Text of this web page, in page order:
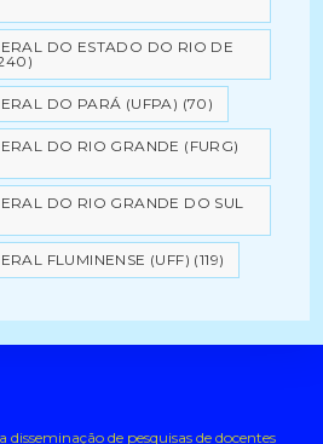
DO ESTADO DO RIO DE
DO PARÁ (UFPA) (70)
DO RIO GRANDE (FURG)
DO RIO GRANDE DO SUL
FLUMINENSE (UFF) (119)
disseminação de pesquisas de docentes